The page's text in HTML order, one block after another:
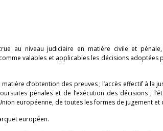
au niveau judiciaire en matière civile et
valables et applicables les décisions adoptées
d’obtention des preuves ; l’accès effectif à la
pénales et de l’exécution des décisions ;
européenne, de toutes les formes de jugement
européen.